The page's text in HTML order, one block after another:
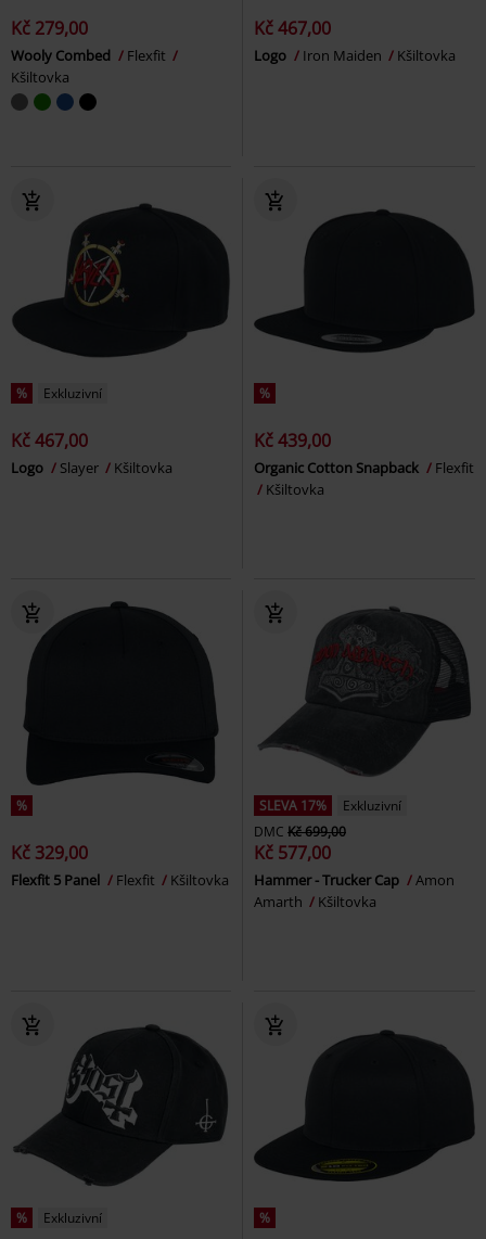
Kč 279,00
Wooly Combed
Flexfit
Kšiltovka
Kč 467,00
Logo Iron Maiden Kšiltovka
% Exkluzivní
Kč 467,00
Logo Slayer Kšiltovka
%
Kč 439,00
Organic Cotton Snapback
Flexfit
Kšiltovka
%
Kč 329,00
Flexfit 5 Panel Flexfit Kšiltovka
SLEVA 17%
Exkluzivní
DMC Kč 699,00
Kč 577,00
Hammer - Trucker Cap
Amon
Amarth
Kšiltovka
% Exkluzivní %